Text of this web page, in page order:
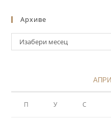
Архиве
Изабери месец
П У С